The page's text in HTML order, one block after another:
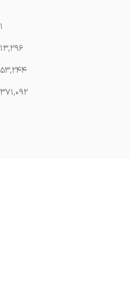
۱
۱۳,۲۹۶
۵۳,۲۴۴
۳۷۱,۰۹۲